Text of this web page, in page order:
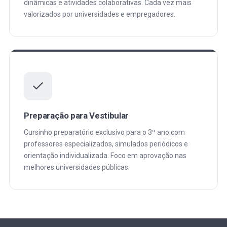
dinâmicas e atividades colaborativas. Cada vez mais
valorizados por universidades e empregadores.
Preparação para Vestibular
Cursinho preparatório exclusivo para o 3º ano com
professores especializados, simulados periódicos e
orientação individualizada. Foco em aprovação nas
melhores universidades públicas.